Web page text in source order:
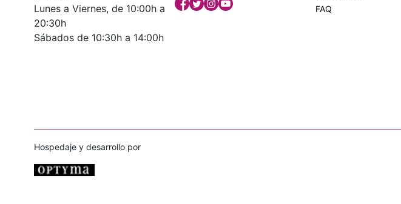
Lunes a Viernes, de 10:00h a
20:30h
Sábados de 10:30h a 14:00h
FAQ
Hospedaje y desarrollo por